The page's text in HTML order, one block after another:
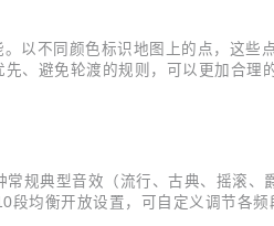
以不同颜色标识地图上的点，这
、避免轮渡的规则，可以更加合理
规典型音效（流行、古典、摇滚
均衡开放设置，可自定义调节各